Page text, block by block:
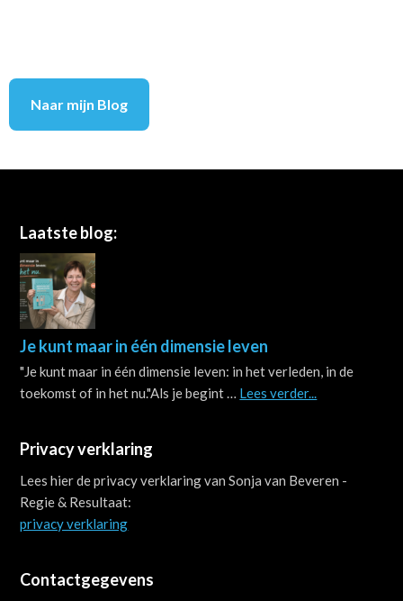
Naar mijn Blog
Footer
Laatste blog:
Je kunt maar in één dimensie leven
"Je kunt maar in één dimensie leven: in het verleden, in de
toekomst of in het nu."Als je begint … Lees verder...
in
Privacy verklaring
Lees hier de privacy verklaring van Sonja van Beveren -
Regie & Resultaat:
privacy verklaring
Contactgegevens